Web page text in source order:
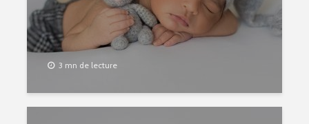
3 mn de lecture